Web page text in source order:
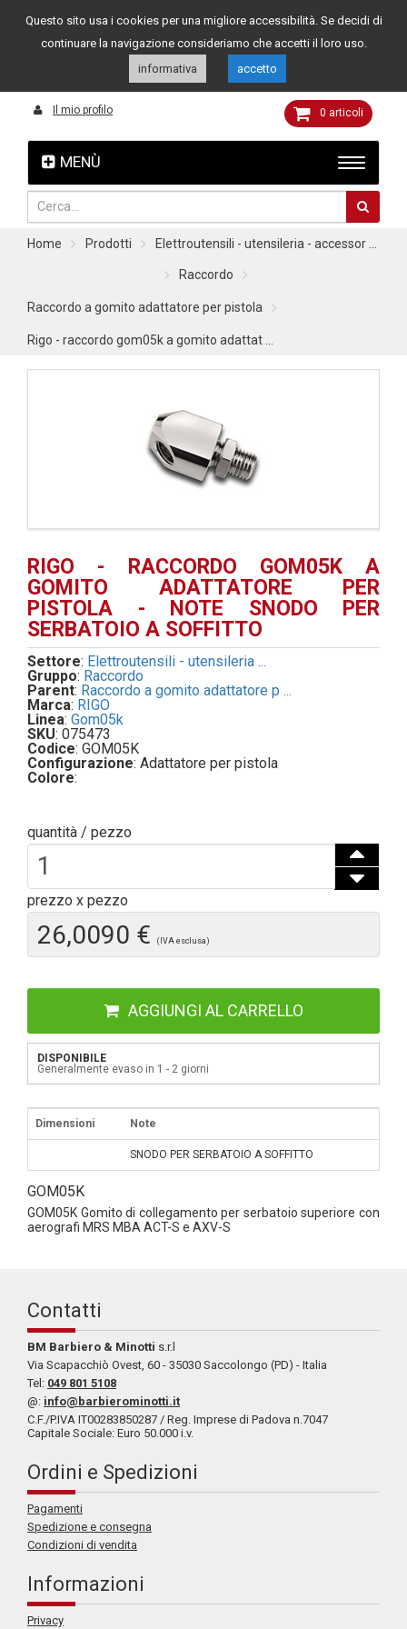
Assistenza clienti 049 8015108 349 4262144
MENÙ
Il mio profilo 0 articoli
Home Prodotti Elettroutensili - utensileria - accessor ...
Raccordo
Raccordo a gomito adattatore per pistola
Rigo - raccordo gom05k a gomito adattat ...
RIGO - RACCORDO GOM05K A
GOMITO ADATTATORE PER
PISTOLA - NOTE SNODO PER
SERBATOIO A SOFFITTO
Settore: Elettroutensili - utensileria ...
Gruppo: Raccordo
Parent: Raccordo a gomito adattatore p ...
Marca: RIGO
Linea: Gom05k
SKU: 075473
Codice: GOM05K
Configurazione: Adattatore per pistola
Colore:
quantità / pezzo
prezzo x pezzo
26,0090 € (IVA esclusa)
AGGIUNGI AL CARRELLO
DISPONIBILE
Generalmente evaso in 1 - 2 giorni
Dimensioni Note
SNODO PER SERBATOIO A SOFFITTO
GOM05K
GOM05K Gomito di collegamento per serbatoio superiore con
aerografi MRS MBA ACT-S e AXV-S
Contatti
BM Barbiero & Minotti s.r.l
Via Scapacchiò Ovest, 60 - 35030 Saccolongo (PD) - Italia
Tel: 049 801 5108
@: info@barbierominotti.it
C.F./P.IVA IT00283850287 / Reg. Imprese di Padova n.7047
Capitale Sociale: Euro 50.000 i.v.
Ordini e Spedizioni
Pagamenti
Spedizione e consegna
Condizioni di vendita
Informazioni
Privacy
Questo sito usa i cookies per una migliore accessibilità. Se decidi di
continuare la navigazione consideriamo che accetti il loro uso.
informativa
accetto